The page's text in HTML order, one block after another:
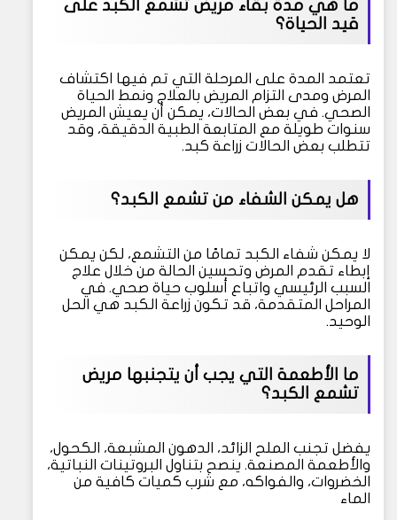
ما هي مدة بقاء مريض تشمع الكبد على
قيد الحياة؟
تعتمد المدة على المرحلة التي تم فيها اكتشاف
المرض ومدى التزام المريض بالعلاج ونمط الحياة
الصحي. في بعض الحالات، يمكن أن يعيش المريض
سنوات طويلة مع المتابعة الطبية الدقيقة، وقد
تتطلب بعض الحالات زراعة كبد.
هل يمكن الشفاء من تشمع الكبد؟
لا يمكن شفاء الكبد تمامًا من التشمع، لكن يمكن
إبطاء تقدم المرض وتحسين الحالة من خلال علاج
السبب الرئيسي واتباع أسلوب حياة صحي. في
المراحل المتقدمة، قد تكون زراعة الكبد هي الحل
الوحيد.
ما الأطعمة التي يجب أن يتجنبها مريض
تشمع الكبد؟
يفضل تجنب الملح الزائد، الدهون المشبعة، الكحول،
والأطعمة المصنعة. ينصح بتناول البروتينات النباتية،
الخضروات، والفواكه، مع شرب كميات كافية من
الماء